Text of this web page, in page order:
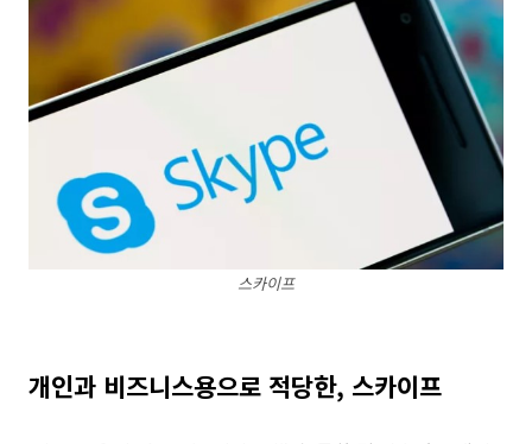
스카이프
개인과 비즈니스용으로 적당한, 스카이프